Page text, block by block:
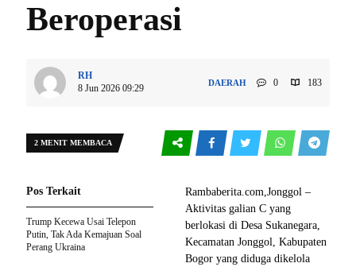
Beroperasi
RH
8 Jun 2026 09:29
DAERAH 0 183
2 MENIT MEMBACA
Rambaberita.com,Jonggol –
Aktivitas galian C yang
berlokasi di Desa Sukanegara,
Kecamatan Jonggol, Kabupaten
Bogor yang diduga dikelola
Pos Terkait
Trump Kecewa Usai Telepon
Putin, Tak Ada Kemajuan Soal
Perang Ukraina